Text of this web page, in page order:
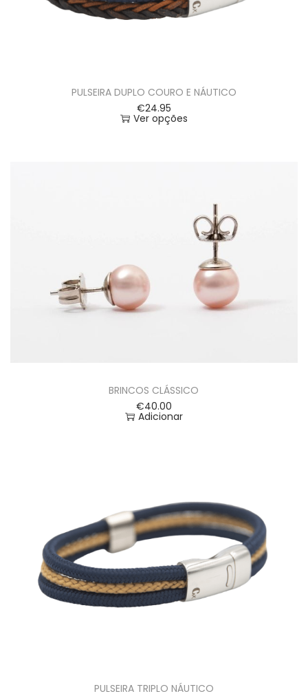
PULSEIRA DUPLO COURO E NÁUTICO
€24.95
Ver opções
BRINCOS CLÁSSICO
€40.00
Adicionar
PULSEIRA TRIPLO NÁUTICO